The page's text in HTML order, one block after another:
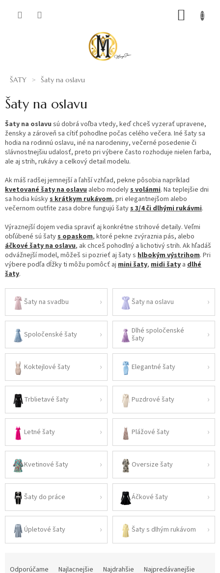
ŠATY Šaty na oslavu
Šaty na oslavu
Šaty na oslavu sú dobrá voľba vtedy, keď chceš vyzerať upravene,
žensky a zároveň sa cítiť pohodlne počas celého večera. Iné šaty sa
hodia na rodinnú oslavu, iné na narodeniny, večerné posedenie či
slávnostnejšiu udalosť, preto pri výbere často rozhoduje nielen farba,
ale aj strih, rukávy a celkový detail modelu.
Ak máš radšej jemnejší a ľahší vzhľad, pekne pôsobia napríklad
kvetované šaty na oslavu alebo modelys volánmi. Na teplejšie dni
sa hodia kúskys krátkym rukávom, pri elegantnejšom alebo
večernom outfite zasa dobre fungujú šatys 3/4 či dlhými rukávmi.
Výraznejší dojem vedia spraviť aj konkrétne strihové detaily. Veľmi
obľúbené sú šatys opaskom, ktoré pekne zvýraznia pás, alebo
áčkové šaty na oslavu, ak chceš pohodlný a lichotivý strih. Ak hľadáš
odvážnejší model, môžeš si pozrieť aj šaty s hlbokým výstrihom. Pri
výbere podľa dĺžky ti môžu pomôcť aj mini šaty, midi šaty a dlhé
šaty.
Šaty na svadbu Šaty na oslavu
Spoločenské šaty
Dlhé spoločenské
šaty
Koktejlové šaty Elegantné šaty
Trblietavé šaty Puzdrové šaty
Letné šaty Plážové šaty
Kvetinové šaty Oversize šaty
Šaty do práce Áčkové šaty
Úpletové šaty Šaty s dlhým rukávom
Odporúčame Najlacnejšie Najdrahšie
Najpredávanejšie